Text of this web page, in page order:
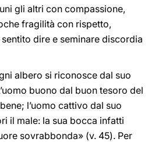
gli altri con compassione,
fragilità con rispetto,
dire e seminare discordia
albero si riconosce dal suo
buono dal buon tesoro del
l’uomo cattivo dal suo
il male: la sua bocca infatti
sovrabbonda» (v. 45). Per